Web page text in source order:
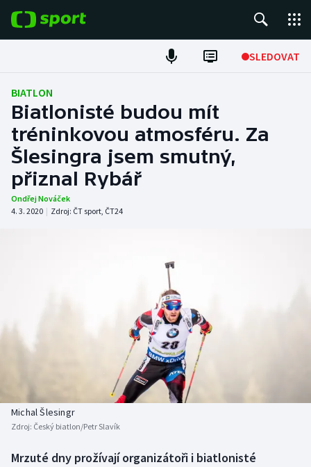
SLEDOVAT
Fotbal
Hokej
Tenis
Atletika
Basketbal
Boby a skeleton
Box
Historické návraty
AZ kvíz
BIATLON
Biatlonisté budou mít
tréninkovou atmosféru. Za
Šlesingra jsem smutný,
přiznal Rybář
Ondřej Nováček
4. 3. 2020 | Zdroj: ČT sport, ČT24
Michal Šlesingr
Zdroj: Český biatlon/Petr Slavík
Mrzuté dny prožívají organizátoři i biatlonisté